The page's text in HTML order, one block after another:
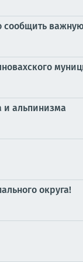
сообщить
и альпинизма
округа!